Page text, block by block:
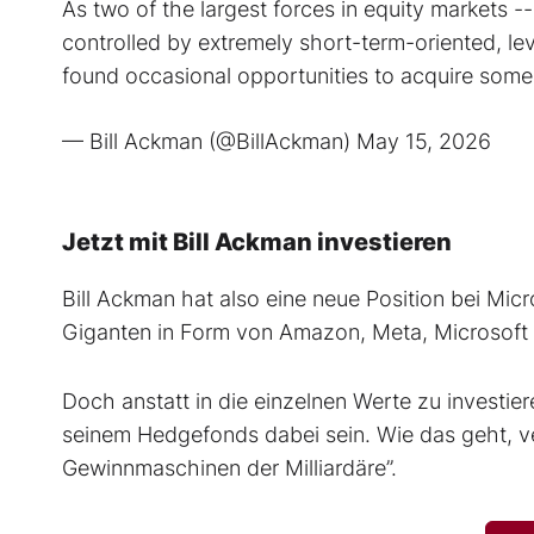
As two of the largest forces in equity markets
controlled by extremely short-term-oriented,
found occasional opportunities to acquire
— Bill Ackman (@BillAckman) May 15, 2026
Jetzt mit Bill Ackman investieren
Bill Ackman hat also eine neue Position bei
Giganten in Form von Amazon, Meta,
Doch anstatt in die einzelnen Werte zu
seinem Hedgefonds dabei sein. Wie das geht,
Gewinnmaschinen der Milliardäre”.